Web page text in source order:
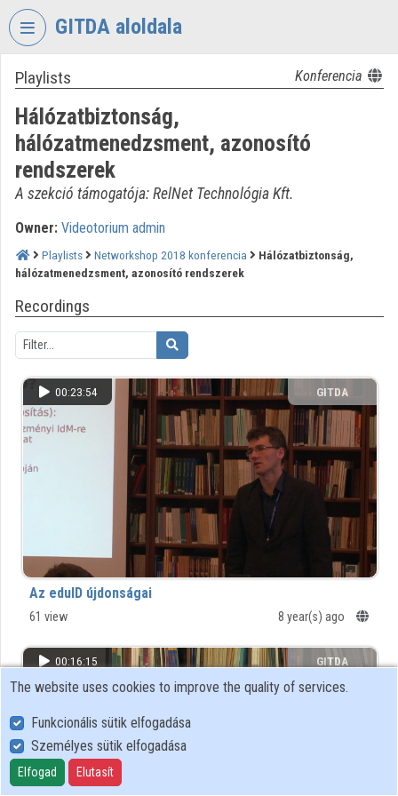
Skip header
GITDA aloldala
VIDEO
GOVERNMENTAL
INFORMATION-
TECHNOLOGY
DEVELOPMENT
Log In
Organization discovery
Categories
Organization playlists
Organizations
Contributors
Playlists Konferencia
Hálózatbiztonság,
hálózatmenedzsment, azonosító
rendszerek
A szekció támogatója: RelNet Technológia Kft.
Owner: Videotorium admin
Playlists Networkshop 2018 konferencia
Hálózatbiztonság,
hálózatmenedzsment, azonosító rendszerek
Recordings
00:23:54 GITDA
Az eduID újdonságai
61 view 8 year(s) ago
00:16:15 GITDA
The website uses cookies to improve the quality of services.
Funkcionális sütik elfogadása
Személyes sütik elfogadása
Elfogad Elutasít